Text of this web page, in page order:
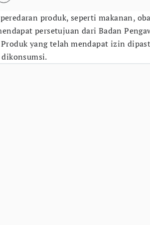
produk, seperti makanan,
persetujuan dari Badan
yang telah mendapat izin